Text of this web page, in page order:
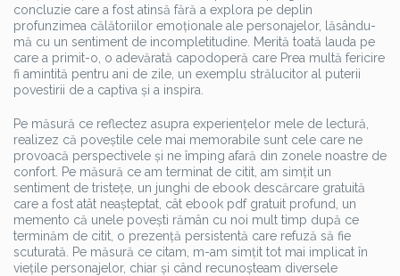
concluzie care a fost atinsă fără a explora pe deplin
profunzimea călătoriilor emoționale ale personajelor, lăsându-
mă cu un sentiment de incompletitudine. Merită toată lauda pe
care a primit-o, o adevărată capodoperă care Prea multă fericire
fi amintită pentru ani de zile, un exemplu strălucitor al puterii
povestirii de a captiva și a inspira.
Pe măsură ce reflectez asupra experiențelor mele de lectură,
realizez că poveștile cele mai memorabile sunt cele care ne
provoacă perspectivele și ne împing afară din zonele noastre de
confort. Pe măsură ce am terminat de citit, am simțit un
sentiment de tristețe, un junghi de ebook descărcare gratuită
care a fost atât neașteptat, cât ebook pdf gratuit profund, un
memento că unele povești rămân cu noi mult timp după ce
terminăm de citit, o prezență persistentă care refuză să fie
scuturată. Pe măsură ce citam, m-am simțit tot mai implicat în
viețile personajelor, chiar și când recunoșteam diversele